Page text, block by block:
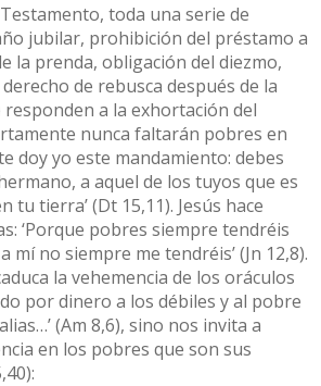
toda una serie de
jubilar, prohibición del préstamo a
la prenda, obligación del diezmo,
de rebusca después de la
responden a la exhortación del
nunca faltarán pobres en
doy yo este mandamiento: debes
a aquel de los tuyos que es
tu tierra’ (Dt 15,11). Jesús hace
‘Porque pobres siempre tendréis
mí no siempre me tendréis’ (Jn 12,8).
la vehemencia de los oráculos
por dinero a los débiles y al pobre
(Am 8,6), sino nos invita a
en los pobres que son sus